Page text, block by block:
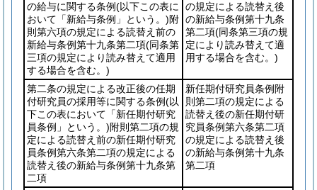
の給与に関する条例(以下この表に
おいて「新給与条例」という。)附
則第六項の規定による読替え前の
新給与条例第十九条第二項(同条第
三項の規定により読み替えて適用
する場合を含む。)
の規定による読替え後
の新給与条例第十九条
第二項(同条第三項の規
定により読み替えて適
用する場合を含む。)
第二条の規定による改正後の任期
付研究員の採用等に関する条例(以
下この表において「新任期付研究
員条例」という。)附則第二項の規
定による読替え前の新任期付研究
員条例第六条第二項の規定による
読替え後の新給与条例第十九条第
二項
新任期付研究員条例附
則第二項の規定による
読替え後の新任期付研
究員条例第六条第二項
の規定による読替え後
の新給与条例第十九条
第二項